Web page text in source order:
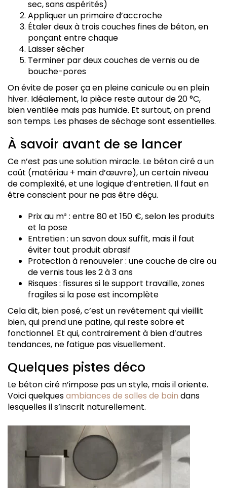
sec, sans aspérités)
Appliquer un primaire d’accroche
Étaler deux à trois couches fines de béton, en
ponçant entre chaque
Laisser sécher
Terminer par deux couches de vernis ou de
bouche-pores
On évite de poser ça en pleine canicule ou en plein
hiver. Idéalement, la pièce reste autour de 20 °C,
bien ventilée mais pas humide. Et surtout, on prend
son temps. Les phases de séchage sont essentielles.
À savoir avant de se lancer
Ce n’est pas une solution miracle. Le béton ciré a un
coût (matériau + main d’œuvre), un certain niveau
de complexité, et une logique d’entretien. Il faut en
être conscient pour ne pas être déçu.
Prix au m² : entre 80 et 150 €, selon les produits
et la pose
Entretien : un savon doux suffit, mais il faut
éviter tout produit abrasif
Protection à renouveler : une couche de cire ou
de vernis tous les 2 à 3 ans
Risques : fissures si le support travaille, zones
fragiles si la pose est incomplète
Cela dit, bien posé, c’est un revêtement qui vieillit
bien, qui prend une patine, qui reste sobre et
fonctionnel. Et qui, contrairement à bien d’autres
tendances, ne fatigue pas visuellement.
Quelques pistes déco
Le béton ciré n’impose pas un style, mais il oriente.
Voici quelquesambiances de salles de bain dans
lesquelles il s’inscrit naturellement.